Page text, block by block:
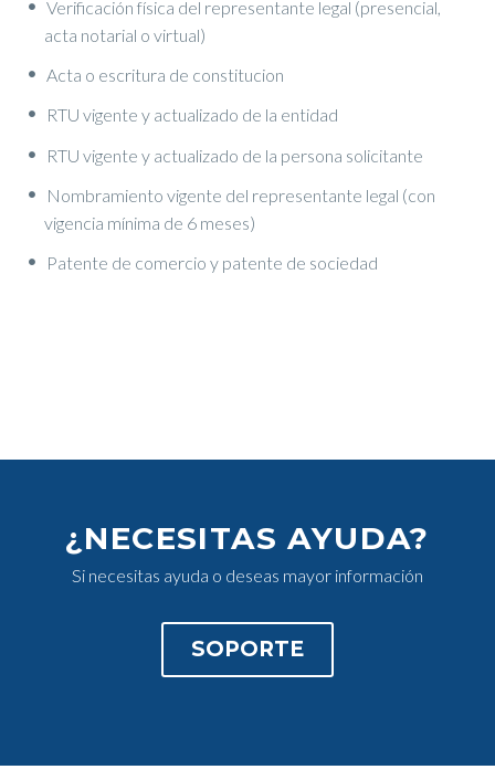
Verificación física del representante legal (presencial,
acta notarial o virtual)
Acta o escritura de constitucion
RTU vigente y actualizado de la entidad
RTU vigente y actualizado de la persona solicitante
Nombramiento vigente del representante legal (con
vigencia mínima de 6 meses)
Patente de comercio y patente de sociedad
¿NECESITAS AYUDA?
Si necesitas ayuda o deseas mayor información
SOPORTE